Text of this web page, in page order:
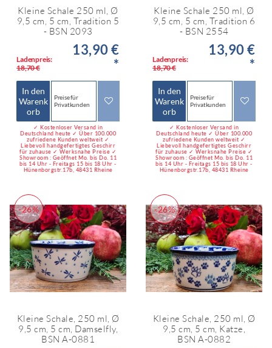
Kleine Schale 250 ml, Ø
9,5 cm, 5 cm, Tradition 5
- BSN 2093
Ladenpreis:
18,70 €
13,90 €
*
In den
Warenk
orb
Preise für
Privatkunden
✓ Kostenloser Versand in
Deutschland heute ✓ Über 100.000
zufriedene Kunden weltweit ✓
Liebevoll handgefertigtes Geschirr
für zuhause ✓ Werksnahe Preise ✓
Showroom : Geöffnet Mo. bis Do. 11
bis 14 Uhr - Freitags 15 bis 18 Uhr -
Hünenborgstr.17b, 48431 Rheine
Kleine Schale 250 ml, Ø
9,5 cm, 5 cm, Tradition 6
- BSN 2554
Ladenpreis:
18,70 €
13,90 €
*
In den
Warenk
orb
Preise für
Privatkunden
✓ Kostenloser Versand in
Deutschland heute ✓ Über 100.000
zufriedene Kunden weltweit ✓
Liebevoll handgefertigtes Geschirr
für zuhause ✓ Werksnahe Preise ✓
Showroom : Geöffnet Mo. bis Do. 11
bis 14 Uhr - Freitags 15 bis 18 Uhr -
Hünenborgstr.17b, 48431 Rheine
-26%
Kleine Schale, 250 ml, Ø
9,5 cm, 5 cm, Damselfly,
BSN A-0881
-26%
Kleine Schale, 250 ml, Ø
9,5 cm, 5 cm, Katze,
BSN A-0882